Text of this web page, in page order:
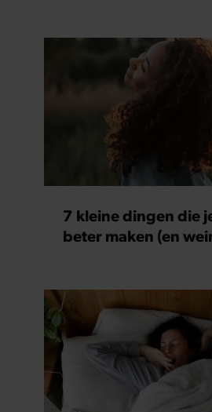
7 kleine dingen die
beter maken (en